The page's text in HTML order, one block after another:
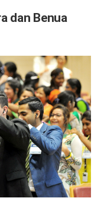
dan Benua